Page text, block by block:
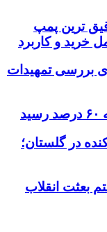
ترین پمپ
خرید و کاربرد
بررسی تمهیدات
در گلستان؛
بعثت انقلاب